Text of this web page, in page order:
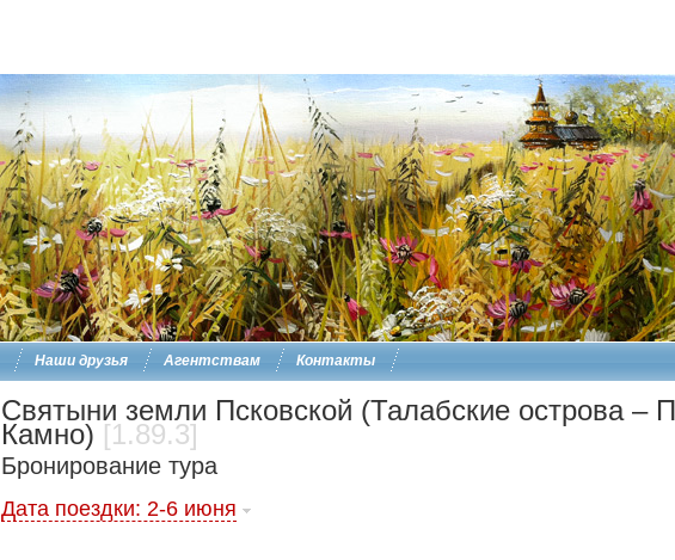
Наши друзья Агентствам Контакты
Святыни земли Псковской (Талабские острова
Камно) [1.89.3]
Бронирование тура
Дата поездки: 2-6 июня